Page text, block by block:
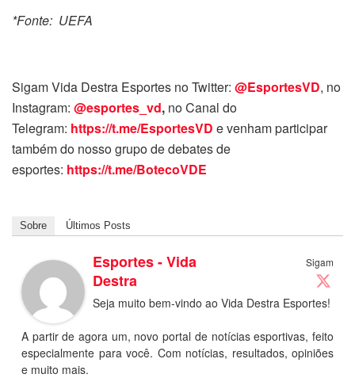
*Fonte: UEFA
Sigam Vida Destra Esportes no Twitter: @EsportesVD, no
Instagram: @esportes_vd, no Canal do
Telegram: https://t.me/EsportesVD e venham participar
também do nosso grupo de debates de
esportes: https://t.me/BotecoVDE
Sobre Últimos Posts
Sigam
Esportes - Vida
Destra
Seja muito bem-vindo ao Vida Destra Esportes!
A partir de agora um, novo portal de notícias esportivas, feito
especialmente para você. Com notícias, resultados, opiniões
e muito mais.